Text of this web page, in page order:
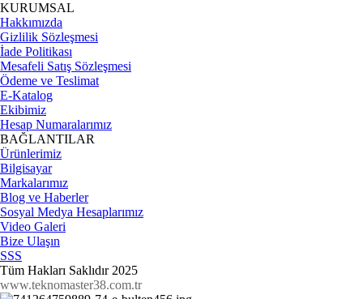
KURUMSAL
Hakkımızda
Gizlilik Sözleşmesi
İade Politikası
Mesafeli Satış Sözleşmesi
Ödeme ve Teslimat
E-Katalog
Ekibimiz
Hesap Numaralarımız
BAĞLANTILAR
Ürünlerimiz
Bilgisayar
Markalarımız
Blog ve Haberler
Sosyal Medya Hesaplarımız
Video Galeri
Bize Ulaşın
SSS
Tüm Hakları Saklıdır 2025
www.teknomaster38.com.tr